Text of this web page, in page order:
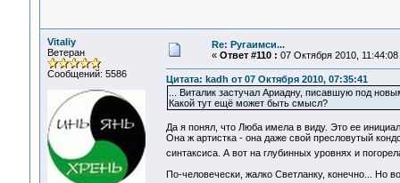
Vitaliy
Ветеран
Сообщений: 5586
Re: Ругаимси...
« Ответ #110 : 07 Октября 2010, 11:44:08
Цитата: kadh от 07 Октября 2010, 07:35:41
... Виталик застучал Ариадну, писавшую под
Какой тут ещё может быть смысл?
Да я понял, что Люба имела в виду. Это ее
Она ж артистка - она даже свой пресловутый
синтаксиса. А вот на глубинных уровнях и
По-человечески, жалко Светланку, конечно... Но